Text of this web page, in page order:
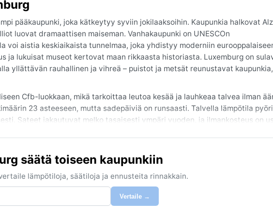
pääkaupunki, joka kätkeytyy syviin jokilaaksoihin. Kaupunkia halkovat
luovat dramaattisen maiseman. Vanhakaupunki on UNESCOn
voi aistia keskiaikaista tunnelmaa, joka yhdistyy moderniin
ja lukuisat museot kertovat maan rikkaasta historiasta. Luxemburg on
yllättävän rauhallinen ja vihreä – puistot ja metsät reunustavat
Cfb-luokkaan, mikä tarkoittaa leutoa kesää ja lauhkeaa talvea ilman
23 asteeseen, mutta sadepäiviä on runsaasti. Talvella lämpötila
Sateet jakautuvat melko tasaisesti ympäri vuoden, ja ilmankosteus on
syyskuuhun, jolloin päivät ovat lämpimiä ja aurinkoisia.
luontoretkeilylle. Erityisiä sääilmiöitä ovat syksyn ja talven sumut, jotka
satumaiseen usvaan. Lunta sataa talvisin jonkin verran, mutta se sulaa
kevät ja syksy ovat vaihtelevia – aurinko voi vaihtua sadekuuroon
ilmaston, jossa jokaisella vuodenajalla on oma
säätä toiseen kaupunkiin
lämpötiloja, säätiloja ja ennusteita rinnakkain.
Vertaile →